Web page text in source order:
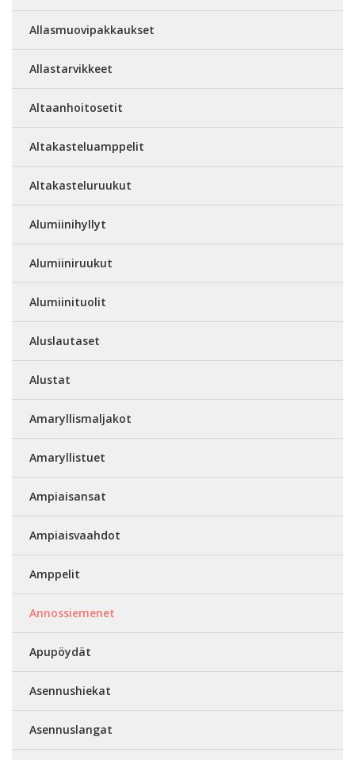
Allasmuovipakkaukset
Allastarvikkeet
Altaanhoitosetit
Altakasteluamppelit
Altakasteluruukut
Alumiinihyllyt
Alumiiniruukut
Alumiinituolit
Aluslautaset
Alustat
Amaryllismaljakot
Amaryllistuet
Ampiaisansat
Ampiaisvaahdot
Amppelit
Annossiemenet
Apupöydät
Asennushiekat
Asennuslangat